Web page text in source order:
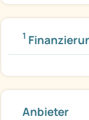
1
Anbieter